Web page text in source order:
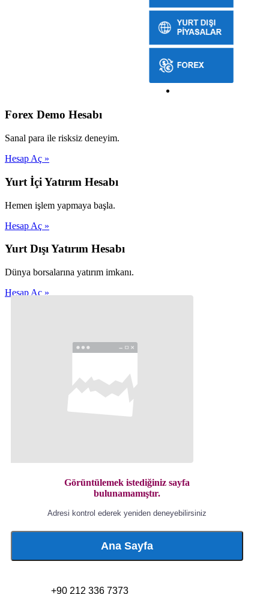
Forex Demo Hesabı
Sanal para ile risksiz deneyim.
Hesap Aç »
Yurt İçi Yatırım Hesabı
Hemen işlem yapmaya başla.
Hesap Aç »
Yurt Dışı Yatırım Hesabı
Dünya borsalarına yatırım imkanı.
Hesap Aç »
Görüntülemek istediğiniz sayfa
bulunamamıştır.
Adresi kontrol ederek yeniden deneyebilirsiniz
Ana Sayfa
+90 212 336 7373